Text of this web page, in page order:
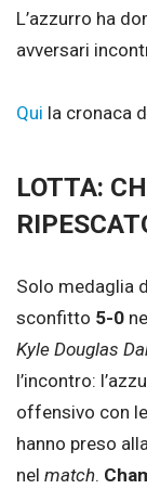
L’azzurro ha
avversari
Qui la cronaca
LOTTA:
Solo medaglia
sconfitto 5-0
Kyle Douglas
l’incontro:
offensivo con
hanno preso
nel match.